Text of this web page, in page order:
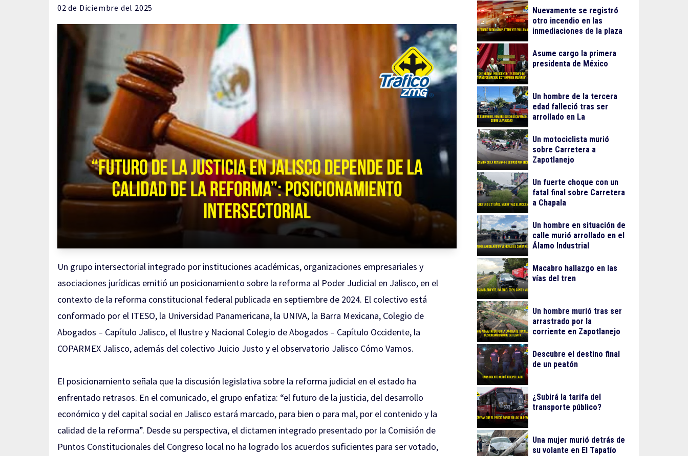
02 de Diciembre del 2025
Un grupo intersectorial integrado por instituciones académicas, organizaciones empresariales y
asociaciones jurídicas emitió un posicionamiento sobre la reforma al Poder Judicial en Jalisco, en el
contexto de la reforma constitucional federal publicada en septiembre de 2024. El colectivo está
conformado por el ITESO, la Universidad Panamericana, la UNIVA, la Barra Mexicana, Colegio de
Abogados – Capítulo Jalisco, el Ilustre y Nacional Colegio de Abogados – Capítulo Occidente, la
COPARMEX Jalisco, además del colectivo Juicio Justo y el observatorio Jalisco Cómo Vamos.
El posicionamiento señala que la discusión legislativa sobre la reforma judicial en el estado ha
enfrentado retrasos. En el comunicado, el grupo enfatiza: “el futuro de la justicia, del desarrollo
económico y del capital social en Jalisco estará marcado, para bien o para mal, por el contenido y la
calidad de la reforma”. Desde su perspectiva, el dictamen integrado presentado por la Comisión de
Puntos Constitucionales del Congreso local no ha logrado los acuerdos suficientes para ser votado,
Nuevamente se registró
otro incendio en las
inmediaciones de la plaza
Asume cargo la primera
presidenta de México
Un hombre de la tercera
edad falleció tras ser
arrollado en La
Un motociclista murió
sobre Carretera a
Zapotlanejo
Un fuerte choque con un
fatal final sobre Carretera
a Chapala
Un hombre en situación de
calle murió arrollado en el
Álamo Industrial
Macabro hallazgo en las
vías del tren
Un hombre murió tras ser
arrastrado por la
corriente en Zapotlanejo
Descubre el destino final
de un peatón
¿Subirá la tarifa del
transporte público?
Una mujer murió detrás de
su volante en El Tapatío